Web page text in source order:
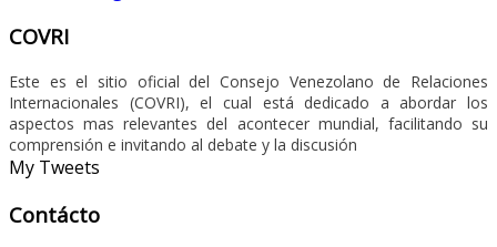
COVRI
Este es el sitio oficial del Consejo Venezolano de Relaciones
Internacionales (COVRI), el cual está dedicado a abordar los
aspectos mas relevantes del acontecer mundial, facilitando su
comprensión e invitando al debate y la discusión
My Tweets
Contácto